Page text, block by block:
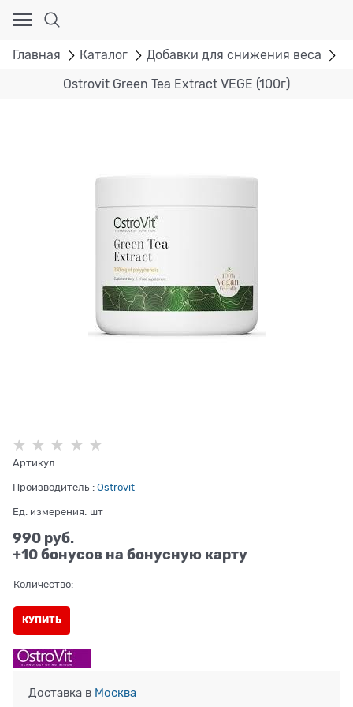
Главная Каталог Добавки для снижения веса
Ostrovit Green Tea Extract VEGE (100г)
Артикул:
Производитель : Ostrovit
Ед. измерения: шт
990 руб.
+10 бонусов на бонусную карту
Количество:
КУПИТЬ
Доставка в Москва